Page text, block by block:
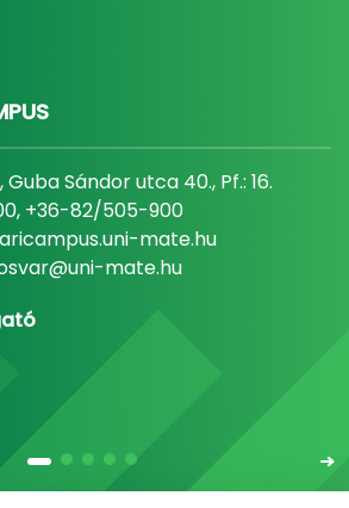
Sándor utca 40., Pf.: 16.
+36-82/505-900
mate.hu
mate.hu